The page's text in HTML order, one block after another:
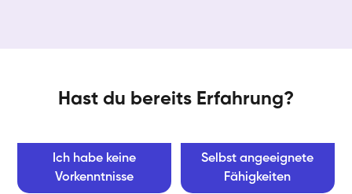
Hast du bereits Erfahrung?
Ich habe keine
Vorkenntnisse
Selbst angeeignete
Fähigkeiten